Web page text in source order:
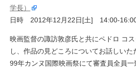
学長）
日時 2012年12月22日[土] 14:00-
映画監督の諏訪敦彦氏と共にペドロ コ
し、作品の見どころについてお話しい
99年カンヌ国際映画祭にて審査員全員